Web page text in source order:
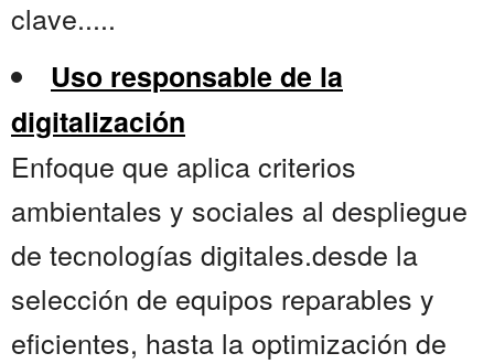
clave.....
Uso responsable de la
digitalización
Enfoque que aplica criterios
ambientales y sociales al despliegue
de tecnologías digitales.desde la
selección de equipos reparables y
eficientes, hasta la optimización de